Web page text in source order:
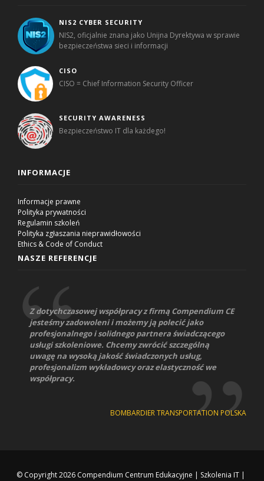
NIS2 CYBER SECURITY
NIS2, oficjalnie znana jako Unijna Dyrektywa w sprawie
bezpieczeństwa sieci i informacji
CISO
CISO = Chief Information Security Officer
SECURITY AWARENESS
Bezpieczeństwo IT dla każdego!
INFORMACJE
Informacje prawne
Polityka prywatności
Regulamin szkoleń
Polityka zgłaszania nieprawidłowości
Ethics & Code of Conduct
NASZE REFERENCJE
Z dotychczasowej współpracy z firmą Compendium CE
jesteśmy zadowoleni i możemy ją polecić jako
profesjonalnego i solidnego partnera świadczącego
usługi szkoleniowe. Chcemy zwrócić szczególną
uwagę na wysoką jakość świadczonych usług,
profesjonalizm wykładowcy oraz elastyczność we
współpracy.
BOMBARDIER TRANSPORTATION POLSKA
© Copyright 2026 Compendium Centrum Edukacyjne | Szkolenia IT |